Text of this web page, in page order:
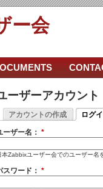
ー会
ーザーアカウント
アカウントの作成 ログ
ーザー名： *
本Zabbixユーザー会でのユーザー名
スワード： *